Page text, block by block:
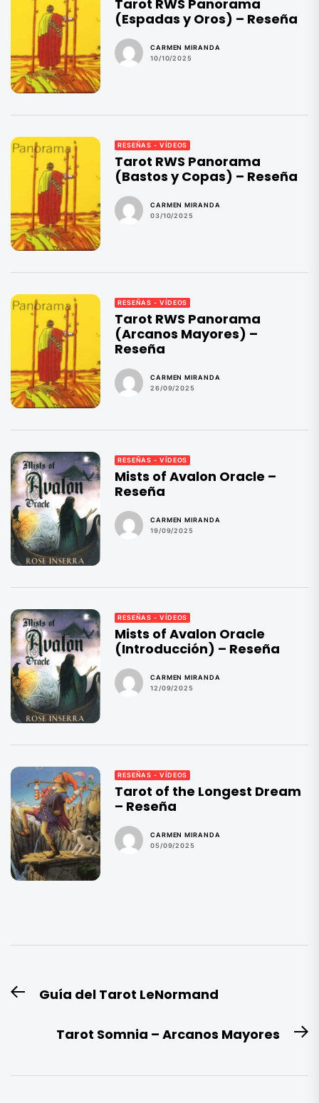
Tarot RWS Panorama
(Espadas y Oros) – Reseña
CARMEN MIRANDA
10/10/2025
RESEÑAS - VÍDEOS
Tarot RWS Panorama
(Bastos y Copas) – Reseña
CARMEN MIRANDA
03/10/2025
RESEÑAS - VÍDEOS
Tarot RWS Panorama
(Arcanos Mayores) –
Reseña
CARMEN MIRANDA
26/09/2025
RESEÑAS - VÍDEOS
Mists of Avalon Oracle –
Reseña
CARMEN MIRANDA
19/09/2025
RESEÑAS - VÍDEOS
Mists of Avalon Oracle
(Introducción) – Reseña
CARMEN MIRANDA
12/09/2025
RESEÑAS - VÍDEOS
Tarot of the Longest Dream
– Reseña
CARMEN MIRANDA
05/09/2025
Navegación
de
entradas
EntradaGuía del Tarot LeNormand
Tarot Somnia – Arcanos Mayores